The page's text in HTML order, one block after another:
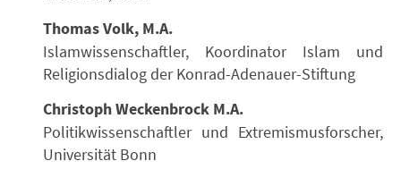
Thomas Volk, M.A.
Islamwissenschaftler, Koordinator Islam und
Religionsdialog der Konrad-Adenauer-Stiftung
Christoph Weckenbrock M.A.
Politikwissenschaftler und Extremismusforscher,
Universität Bonn